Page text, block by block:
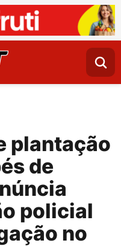
plantação
de
policial
no